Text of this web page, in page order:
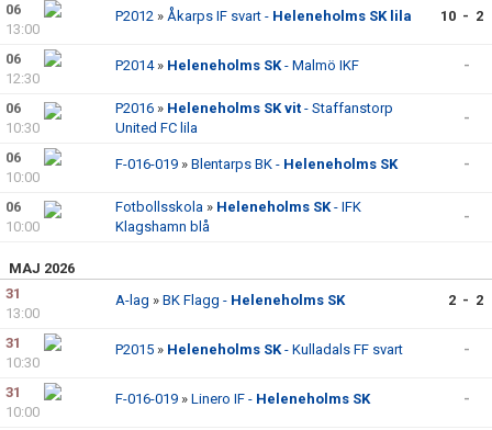
06
13:00
P2012 » Åkarps IF svart - Heleneholms SK lila 10 - 2
06
12:30
P2014» Heleneholms SK- Malmö IKF -
06
10:30
P2016 » Heleneholms SK vit - Staffanstorp
United FC lila
-
06
10:00
F-016-019 » Blentarps BK - Heleneholms SK -
06
10:00
Fotbollsskola » Heleneholms SK- IFK
Klagshamn blå
-
MAJ 2026
31
13:00
A-lag » BK Flagg - Heleneholms SK 2 - 2
31
10:30
P2015 » Heleneholms SK- Kulladals FF svart -
31
10:00
F-016-019 » Linero IF - Heleneholms SK -